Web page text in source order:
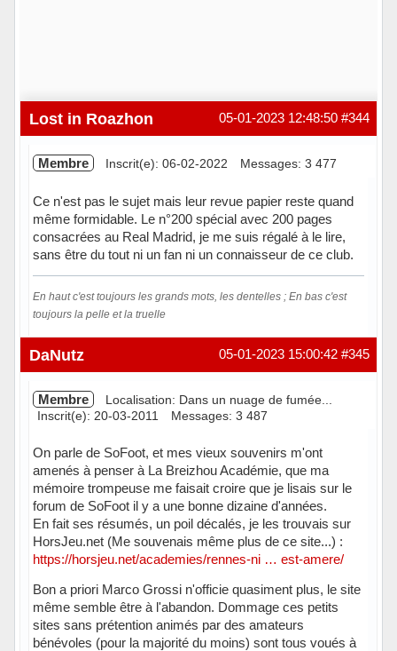
#344
05-01-2023 12:48:50
Lost in Roazhon
Membre Inscrit(e): 06-02-2022 Messages: 3 477
Ce n'est pas le sujet mais leur revue papier reste quand
même formidable. Le n°200 spécial avec 200 pages
consacrées au Real Madrid, je me suis régalé à le lire,
sans être du tout ni un fan ni un connaisseur de ce club.
En haut c'est toujours les grands mots, les dentelles ; En bas c'est
toujours la pelle et la truelle
Hors ligne #345
05-01-2023 15:00:42
DaNutz
Membre
Localisation: Dans un nuage de fumée...
Inscrit(e): 20-03-2011
Messages: 3 487
On parle de SoFoot, et mes vieux souvenirs m'ont
amenés à penser à La Breizhou Académie, que ma
mémoire trompeuse me faisait croire que je lisais sur le
forum de SoFoot il y a une bonne dizaine d'années.
En fait ses résumés, un poil décalés, je les trouvais sur
HorsJeu.net (Me souvenais même plus de ce site...) :
https://horsjeu.net/academies/rennes-ni … est-amere/
Bon a priori Marco Grossi n'officie quasiment plus, le site
même semble être à l'abandon. Dommage ces petits
sites sans prétention animés par des amateurs
bénévoles (pour la majorité du moins) sont tous voués à